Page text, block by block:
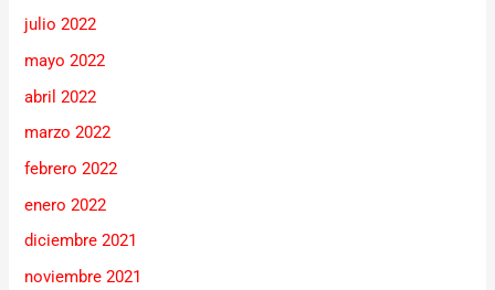
julio 2022
mayo 2022
abril 2022
marzo 2022
febrero 2022
enero 2022
diciembre 2021
noviembre 2021